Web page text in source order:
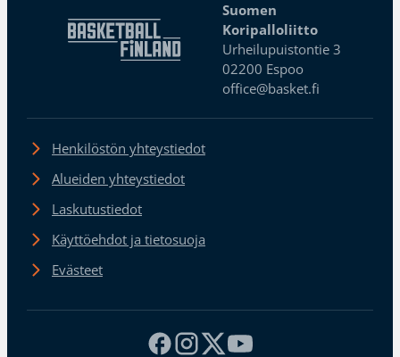
Suomen
Koripalloliitto
Urheilupuistontie 3
02200 Espoo
office@basket.fi
Henkilöstön yhteystiedot
Alueiden yhteystiedot
Laskutustiedot
Käyttöehdot ja tietosuoja
Evästeet